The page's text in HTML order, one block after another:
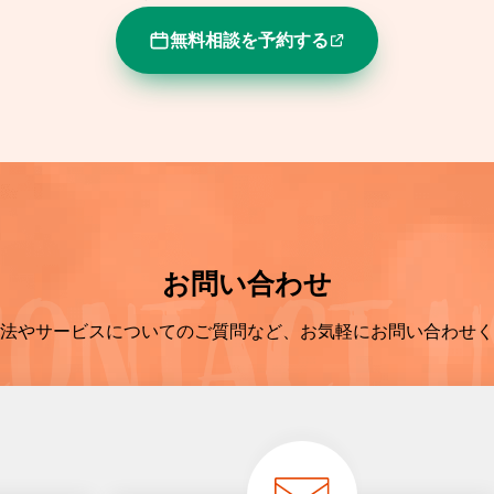
無料相談を予約する
お問い合わせ
やサービスについてのご質問など、お気軽にお問い合わせ